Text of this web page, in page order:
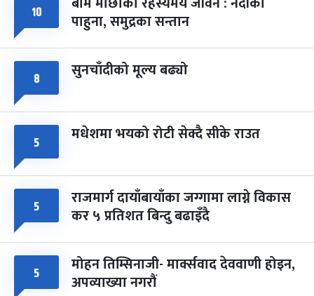
८ फागुपूर्णिमा
चैत्र ८, २०८३-Mar 22, 2027
७ महिना बाँकी
१० पाहुना, समुद्रका सन्तान
८ सुनचाँदीको मूल्य बढ्यो
५ मधेशमा भयको रोटी सेक्दै सीके राउत
५ राजमार्ग दायाँबायाँका जग्गामा लाग्ने विकास
कर ५ प्रतिशत बिन्दु बढाइँदै
५ मोहन तिम्सिनाजी- मार्क्सवाद देववाणी होइन,
अपव्याख्या नगरौं